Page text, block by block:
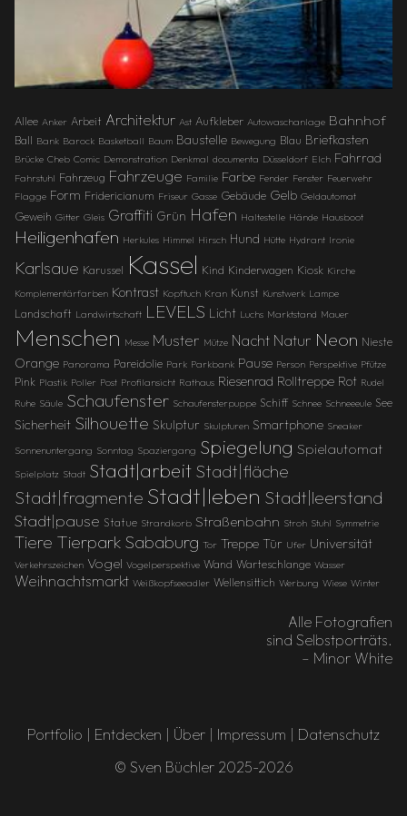
Allee Anker Arbeit Architektur Ast Aufkleber Autowaschanlage Bahnhof
Ball Bank Barock Basketball Baum Baustelle Bewegung Blau Briefkasten
Brücke Cheb Comic Demonstration Denkmal documenta Düsseldorf Elch Fahrrad
Fahrstuhl Fahrzeug Fahrzeuge Familie Farbe Fender Fenster Feuerwehr
Flagge Form Fridericianum Friseur Gasse Gebäude Gelb Geldautomat
Geweih Gitter Gleis Graffiti Grün Hafen Haltestelle Hände Hausboot
Heiligenhafen Herkules Himmel Hirsch Hund Hütte Hydrant Ironie
Karlsaue Karussel Kassel Kind Kinderwagen Kiosk Kirche
Komplementärfarben Kontrast Kopftuch Kran Kunst Kunstwerk Lampe
Landschaft Landwirtschaft LEVELS Licht Luchs Marktstand Mauer
Menschen Messe Muster Mütze Nacht Natur Neon Nieste
Orange Panorama Pareidolie Park Parkbank Pause Person Perspektive Pfütze
Pink Plastik Poller Post Profilansicht Rathaus Riesenrad Rolltreppe Rot Rudel
Ruhe Säule Schaufenster Schaufensterpuppe Schiff Schnee Schneeeule See
Sicherheit Silhouette Skulptur Skulpturen Smartphone Sneaker
Sonnenuntergang Sonntag Spaziergang Spiegelung Spielautomat
Spielplatz Stadt Stadt|arbeit Stadt|fläche
Stadt|fragmente Stadt|leben Stadt|leerstand
Stadt|pause Statue Strandkorb Straßenbahn Stroh Stuhl Symmetrie
Tiere Tierpark Sababurg Tor Treppe Tür Ufer Universität
Verkehrszeichen Vogel Vogelperspektive Wand Warteschlange Wasser
Weihnachtsmarkt Weißkopfseeadler Wellensittich Werbung Wiese Winter
Alle Fotografien
sind Selbstporträts.
– Minor White
Portfolio Entdecken Über Impressum
Datenschutz
© Sven Büchler 2025-2026